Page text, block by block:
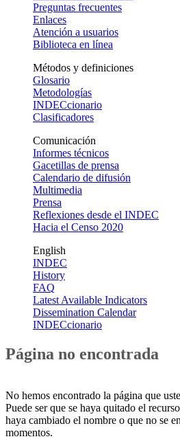
Preguntas frecuentes
Enlaces
Atención a usuarios
Biblioteca en línea
Métodos y definiciones
Glosario
Metodologías
INDECcionario
Clasificadores
Comunicación
Informes técnicos
Gacetillas de prensa
Calendario de difusión
Multimedia
Prensa
Reflexiones desde el INDEC
Hacia el Censo 2020
English
INDEC
History
FAQ
Latest Available Indicators
Dissemination Calendar
INDECcionario
Página no encontrada
No hemos encontrado la página que
Puede ser que se haya quitado el
haya cambiado el nombre o que no se
momentos.